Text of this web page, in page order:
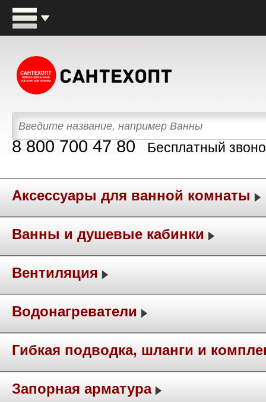
8 800 700 47 80 Бесплатный
Аксессуары для ванной комнаты
Ванны и душевые кабинки
Вентиляция
Водонагреватели
Гибкая подводка, шланги и
Запорная арматура